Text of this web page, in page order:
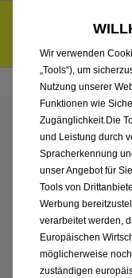
6.000 € staatliche
Wir verwenden
„Tools“), um
Nutzung unserer
Funktionen wie
Zugänglichkeit.Die
und Leistung durch
Spracherkennung
unser Angebot für
Tools von
Werbung
verarbeitet werden,
Europäischen
möglicherweise
zuständigen